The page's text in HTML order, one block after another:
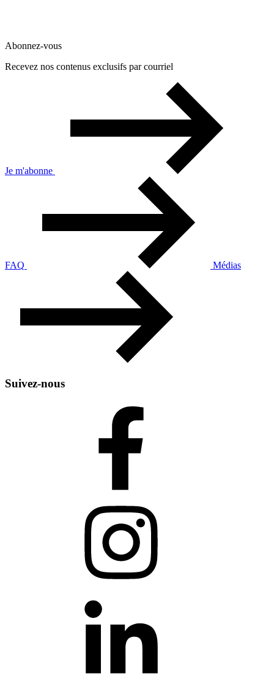
Abonnez-vous
Recevez nos contenus exclusifs par courriel
Je m'abonne
FAQ Médias
Suivez-nous